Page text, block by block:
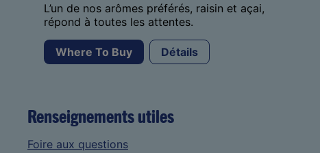
L’un de nos arômes préférés, raisin et açai,
répond à toutes les attentes.
Where To Buy Détails
Renseignements utiles
Foire aux questions